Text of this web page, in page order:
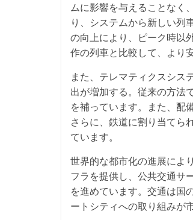
ムに影響を与えることなく
り、システムから新しい列
の向上により、ピーク時以
作の列車と比較して、より
また、テレマティクスシス
出が増加する。従来の方法
を補っています。また、配
さらに、鉄道に割り当てら
ています。
世界的な都市化の進展によ
フラを提供し、公共交通サ
を進めています。交通は国
ートシティへの取り組みが